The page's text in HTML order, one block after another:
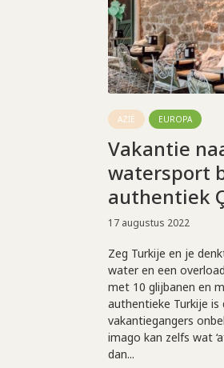
AZIË EUROPA
Vakantie
watersport
authentiek
17 augustus 2022
Zeg Turkije en je
water en een
met 10 glijbanen en
authentieke Turkije
vakantiegangers
imago kan zelfs wat
dan...